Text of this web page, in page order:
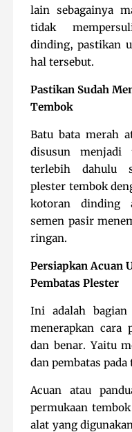
lain sebagainya
tidak
dinding, pastikan
hal tersebut.
Pastikan Sudah
Tembok
Batu bata merah
disusun menjadi
terlebih dahulu
plester tembok
kotoran dinding
semen pasir
ringan.
Persiapkan Acuan
Pembatas Plester
Ini adalah
menerapkan cara
dan benar. Yaitu
dan pembatas
Acuan atau
permukaan
alat yang